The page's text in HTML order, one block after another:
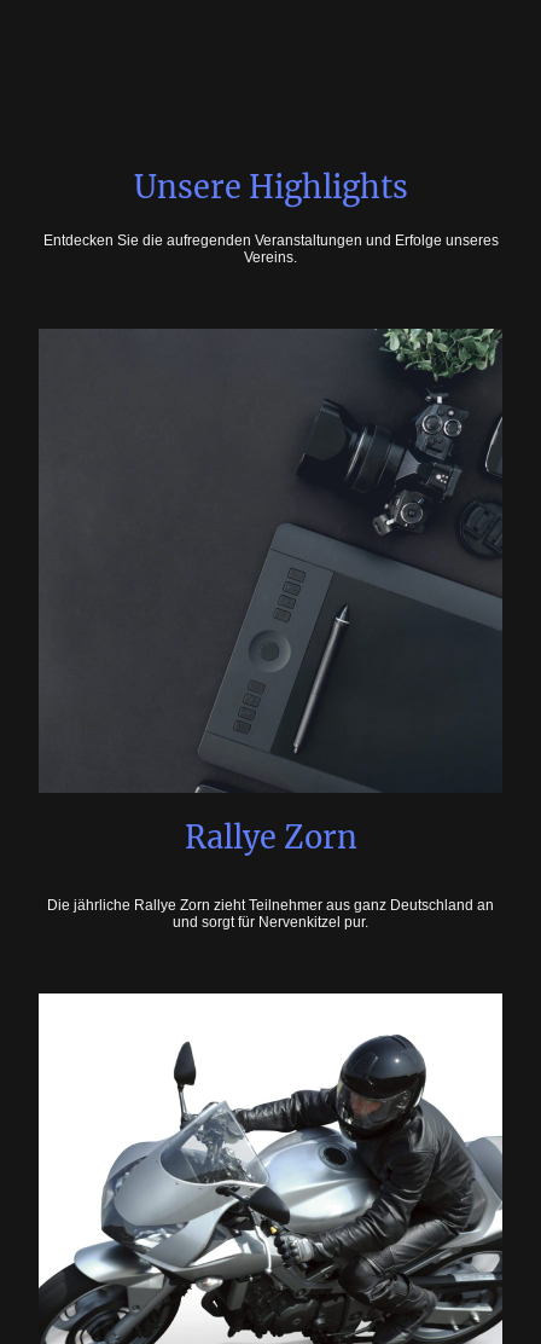
Unsere Highlights
Entdecken Sie die aufregenden Veranstaltungen und Erfolge unseres
Vereins.
Rallye Zorn
Die jährliche Rallye Zorn zieht Teilnehmer aus ganz Deutschland an
und sorgt für Nervenkitzel pur.